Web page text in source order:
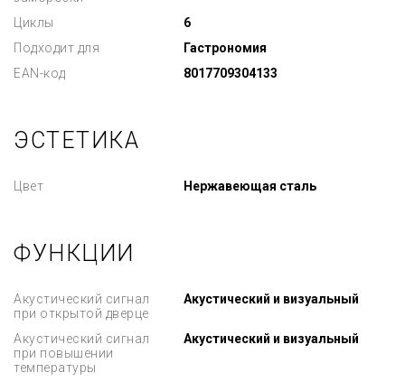
Циклы
6
Подходит для
Гастрономия
EAN-код
8017709304133
ЭСТЕТИКА
Цвет Нержавеющая сталь
ФУНКЦИИ
Акустический сигнал
при открытой дверце
Акустический и визуальный
Акустический сигнал
при повышении
температуры
Акустический и визуальный